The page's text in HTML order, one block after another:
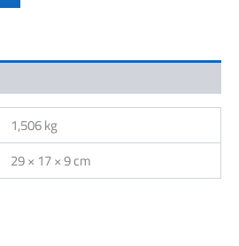
1,506 kg
29 × 17 × 9 cm